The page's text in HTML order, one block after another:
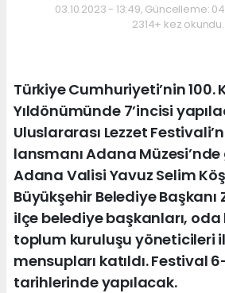
03.10.2023 - 13:49, Güncelleme:
2314+ kez okundu.
Türkiye Cumhuriyeti’nin 100.
Yıldönümünde 7’incisi
Uluslararası Lezzet
lansmanı Adana
Adana Valisi Yavuz Selim
Büyükşehir Belediye
ilçe belediye başkanları, oda
toplum kuruluşu yöneticileri
mensupları katıldı. Festival
tarihlerinde yapılacak.